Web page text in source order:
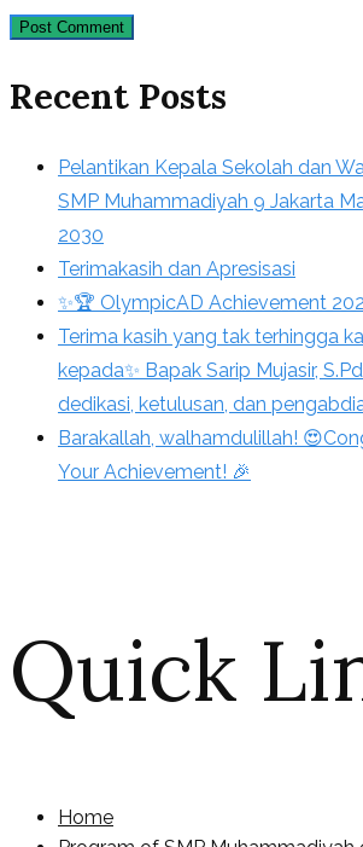
Recent Posts
Pelantikan Kepala Sekolah dan
SMP Muhammadiyah 9 Jakarta
2030
Terimakasih dan Apresisasi
✨🏆 OlympicAD Achievement
Terima kasih yang tak terhingga
kepada✨ Bapak Sarip Mujasir,
dedikasi, ketulusan, dan
Barakallah, walhamdulillah!
Your Achievement! 🎉
Quick
Home